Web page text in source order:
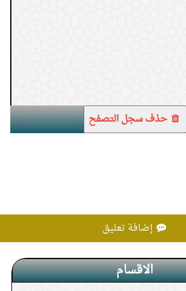
الفطر في بداية رمضان
حذف سجل التصفح
إضافة تعليق
الاقسام